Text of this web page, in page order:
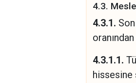
4.3.
4.3.1.
4.3.1.1.
hissesine